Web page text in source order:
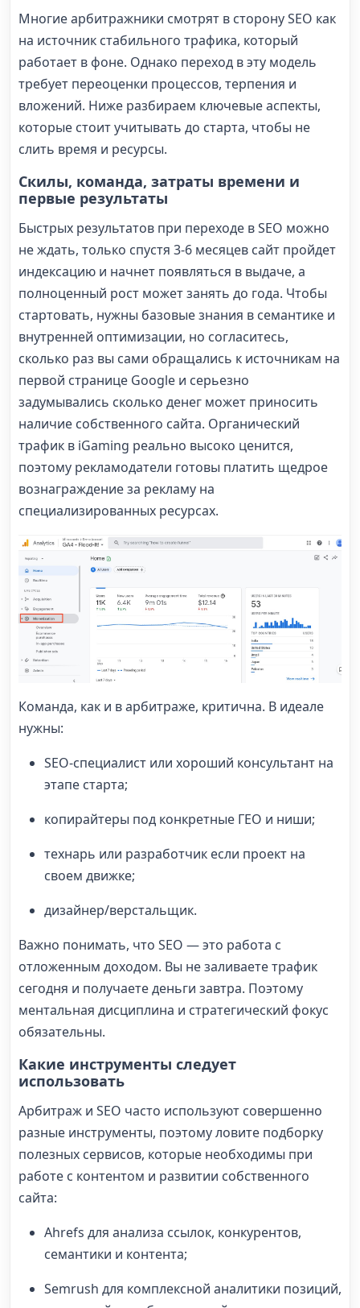
Многие арбитражники смотрят в сторону SEO как
на источник стабильного трафика, который
работает в фоне. Однако переход в эту модель
требует переоценки процессов, терпения и
вложений. Ниже разбираем ключевые аспекты,
которые стоит учитывать до старта, чтобы не
слить время и ресурсы.
Скилы, команда, затраты времени и
первые результаты
Быстрых результатов при переходе в SEO можно
не ждать, только спустя 3-6 месяцев сайт пройдет
индексацию и начнет появляться в выдаче, а
полноценный рост может занять до года. Чтобы
стартовать, нужны базовые знания в семантике и
внутренней оптимизации, но согласитесь,
сколько раз вы сами обращались к источникам на
первой странице Google и серьезно
задумывались сколько денег может приносить
наличие собственного сайта. Органический
трафик в iGaming реально высоко ценится,
поэтому рекламодатели готовы платить щедрое
вознаграждение за рекламу на
специализированных ресурсах.
Команда, как и в арбитраже, критична. В идеале
нужны:
SEO-специалист или хороший консультант на
этапе старта;
копирайтеры под конкретные ГЕО и ниши;
технарь или разработчик если проект на
своем движке;
дизайнер/верстальщик.
Важно понимать, что SEO — это работа с
отложенным доходом. Вы не заливаете трафик
сегодня и получаете деньги завтра. Поэтому
ментальная дисциплина и стратегический фокус
обязательны.
Какие инструменты следует
использовать
Арбитраж и SEO часто используют совершенно
разные инструменты, поэтому ловите подборку
полезных сервисов, которые необходимы при
работе с контентом и развитии собственного
сайта:
Ahrefs для анализа ссылок, конкурентов,
семантики и контента;
Semrush для комплексной аналитики позиций,